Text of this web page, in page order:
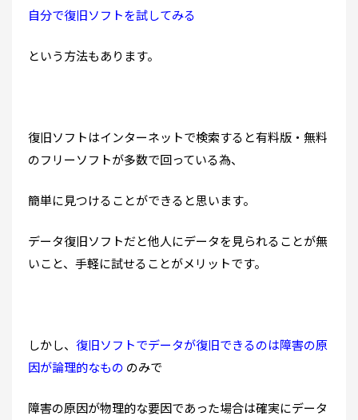
自分で復旧ソフトを試してみる
という方法もあります。
復旧ソフトはインターネットで検索すると有料版・無料
のフリーソフトが多数で回っている為、
簡単に見つけることができると思います。
データ復旧ソフトだと他人にデータを見られることが無
いこと、手軽に試せることがメリットです。
しかし、 復旧ソフトでデータが復旧できるのは障害の原
因が論理的なもの のみで
障害の原因が物理的な要因であった場合は確実にデータ